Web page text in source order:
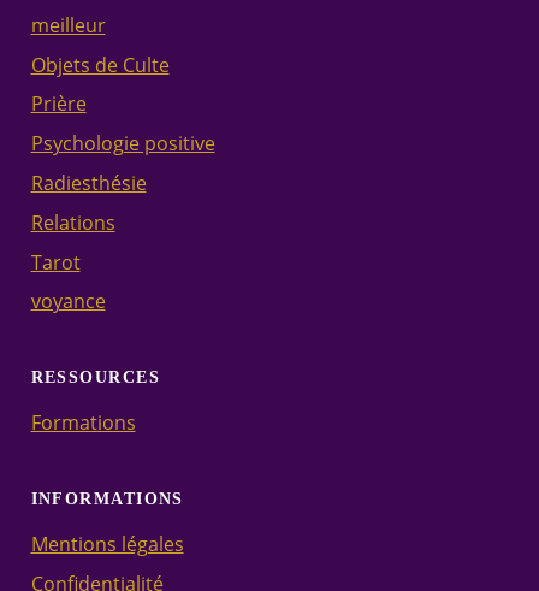
meilleur
Objets de Culte
Prière
Psychologie positive
Radiesthésie
Relations
Tarot
voyance
RESSOURCES
Formations
INFORMATIONS
Mentions légales
Confidentialité